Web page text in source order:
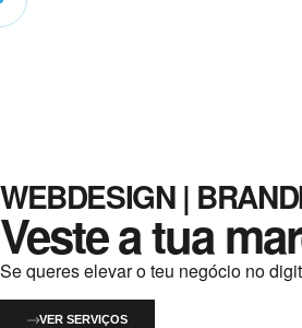
WEBDESIGN |
Veste a tua
Se queres elevar o teu negócio no
VER SERVIÇOS